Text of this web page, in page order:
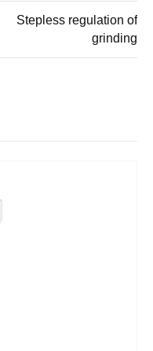
Stepless regulation of
grinding